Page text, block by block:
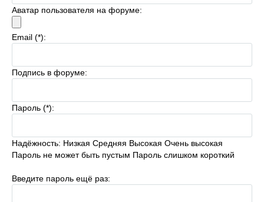
Аватар пользователя на форуме:
Email (*):
Подпись в форуме:
Пароль (*):
Надёжность: Низкая Средняя Высокая Очень высокая
Пароль не может быть пустым Пароль слишком короткий
Введите пароль ещё раз: